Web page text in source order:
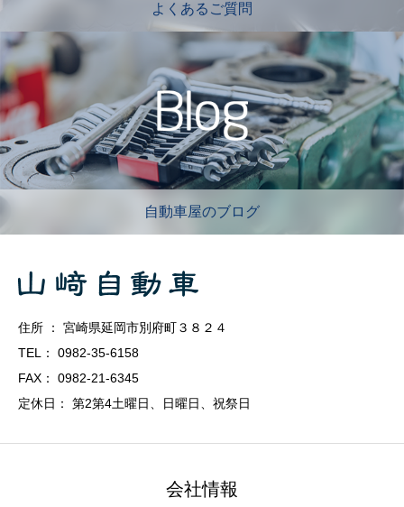
よくあるご質問
自動車屋のブログ
住所 ： 宮崎県延岡市別府町３８２４
TEL： 0982-35-6158
FAX： 0982-21-6345
定休日： 第2第4土曜日、日曜日、祝祭日
会社情報